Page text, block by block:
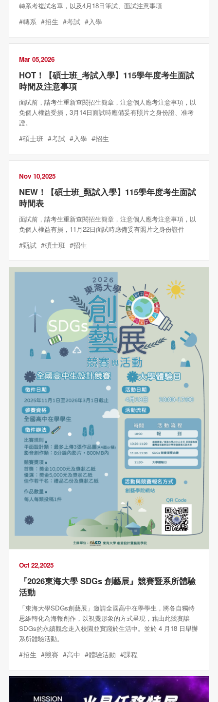
轉系考複試名單，以及4月18日筆試、面試注意事項
#轉系 #招生 #考試 #入學
Mar 05,2026
HOT！【碩士班_考試入學】115學年度考生面試
時間及注意事項
面試前，請考生重新查閱招生簡章，注意個人應考注意事項，以
免個人權益受損，3月14日面試時應備妥有照片之身份證、准考
證。
#碩士班 #考試 #入學 #招生
Nov 10,2025
NEW！【碩士班_甄試入學】115學年度考生面試
時間表
面試前，請考生重新查閱招生簡章，注意個人應考注意事項，以
免個人權益有損，11月22日面試時應備妥有照片之身份證件
#甄試 #碩士班 #招生
Oct 22,2025
『2026東海大學 SDGs 創藝展』競賽暨系所體驗
活動
「東海大學SDGs創藝展」邀請全國高中在學學生，將各自獨特
思維轉化為海報創作，以視覺形象的方式呈現，藉由此競賽讓
SDGs的永續觀念走入校園並實踐於生活中。並於 4 月18 日舉辦
系所體驗活動。
#招生 #競賽 #高中 #體驗活動 #課程